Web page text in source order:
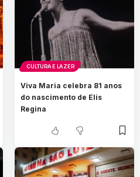
CULTURA E LAZER
Viva Maria celebra 81 anos
do nascimento de Elis
Regina